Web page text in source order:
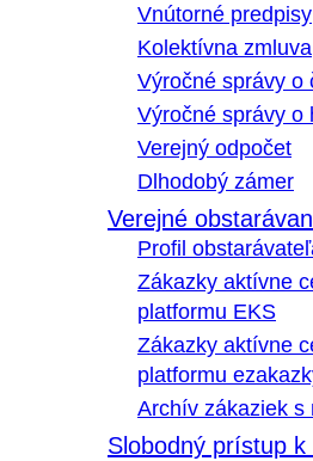
Vnútorné predpisy
Kolektívna zmluva
Výročné správy o
Výročné správy o
Verejný odpočet
Dlhodobý zámer
Verejné
Profil
Zákazky aktívne
platformu EKS
Zákazky aktívne
platformu
Archív zákaziek s
Slobodný prístup k